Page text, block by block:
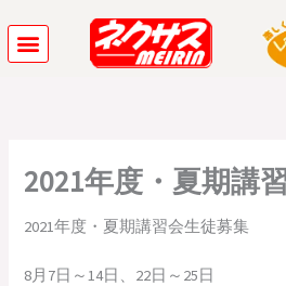
を
2021年度・夏期講
2021年度・夏期講習会生徒募集
8月7日～14日、22日～25日